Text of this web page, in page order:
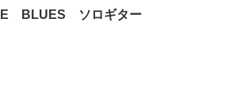
E BLUES ソロギター